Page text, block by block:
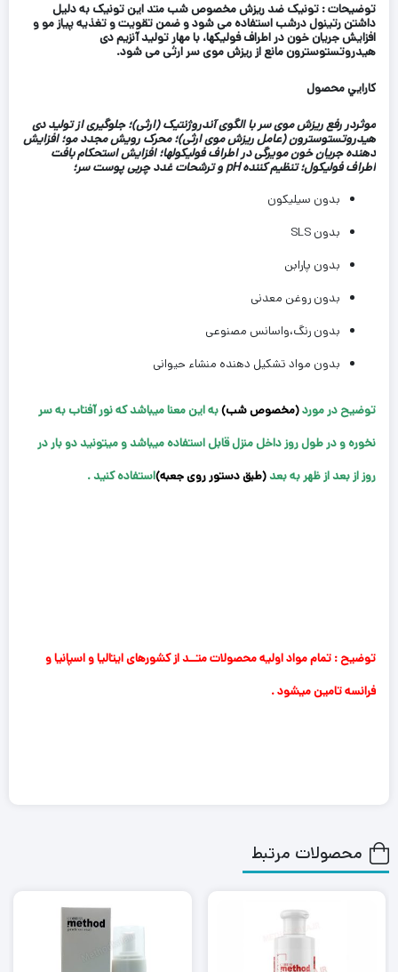
توضیحات : تونیک ضد ریزش مخصوص شب متد این تونیک به دلیل
داشتن رتینول درشب استفاده می شود و ضمن تقویت و تغذیه پیاز مو و
افزایش جریان خون در اطراف فولیکها، با مهار تولید آنزیم دی
هیدروتستوسترون مانع از ریزش موی سر ارثی می شود.
کارايي محصول
موثردر رفع ریزش موی سر با الگوی آندروژنتیک (ارثی)؛ جلوگیری از تولید دی
هیدروتستوسترون (عامل ریزش موی ارثی)؛ محرک رویش مجدد مو؛ افزایش
دهنده جریان خون مویرگی در اطراف فولیکولها؛ افزایش استحکام بافت
اطراف فولیکول؛ تنظیم کننده pH و ترشحات غدد چربی پوست سر؛
بدون سیلیکون
بدون SLS
بدون پارابن
بدون روغن معدنی
بدون رنگ،واسانس مصنوعی
بدون مواد تشکیل دهنده منشاء حیوانی
توضیح در مورد(مخصوص شب)به این معنا میباشد که نور آفتاب به سر
نخوره و در طول روز داخل منزل قابل استفاده میباشد و میتونید دو بار در
روز از بعد از ظهر به بعد(طبق دستور روی جعبه)استفاده کنید .
توضیح : تمام مواد اولیه محصولات متــد از کشورهای ایتالیا و اسپانیا و
فرانسه تامین میشود .
محصولات مرتبط